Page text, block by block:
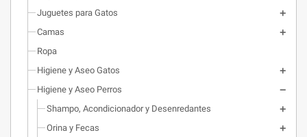
Juguetes para Gatos
Camas
Ropa
Higiene y Aseo Gatos
Higiene y Aseo Perros
Shampo, Acondicionador y Desenredantes
Orina y Fecas